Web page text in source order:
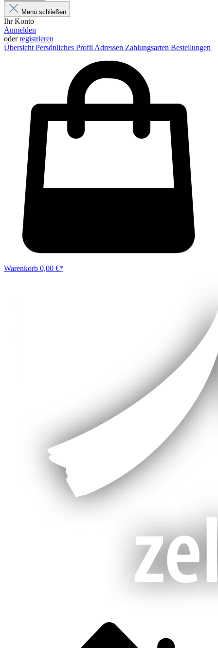
Menü schließen
Ihr Konto
Anmelden
oderregistrieren
Übersicht Persönliches Profil Adressen Zahlungsarten Bestellungen
Warenkorb 0,00 €*